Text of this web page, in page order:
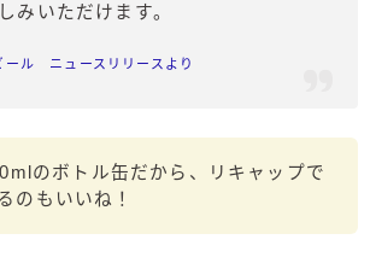
みいただけます。
ール ニュースリリースより
のボトル缶だから、リキャップで
のもいいね！